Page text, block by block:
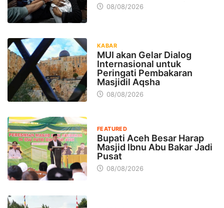
08/08/2026
KABAR
MUI akan Gelar Dialog
Internasional untuk
Peringati Pembakaran
Masjidil Aqsha
08/08/2026
FEATURED
Bupati Aceh Besar Harap
Masjid Ibnu Abu Bakar Jadi
Pusat
08/08/2026